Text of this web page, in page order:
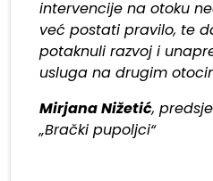
intervencije na otoku
već postati pravilo, te
potaknuli razvoj i
usluga na drugim
Mirjana Nižetić,
„Brački pupoljci“